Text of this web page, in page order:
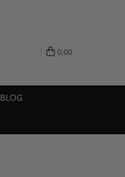
0,00
BLOG